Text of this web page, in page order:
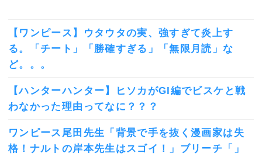
【ワンピース】ウタウタの実、強すぎて炎上す
る。「チート」「勝確すぎる」「無限月読」な
ど。。。
【ハンターハンター】ヒソカがGI編でビスケと戦
わなかった理由ってなに？？？
ワンピース尾田先生「背景で手を抜く漫画家は失
格！ナルトの岸本先生はスゴイ！」ブリーチ「」